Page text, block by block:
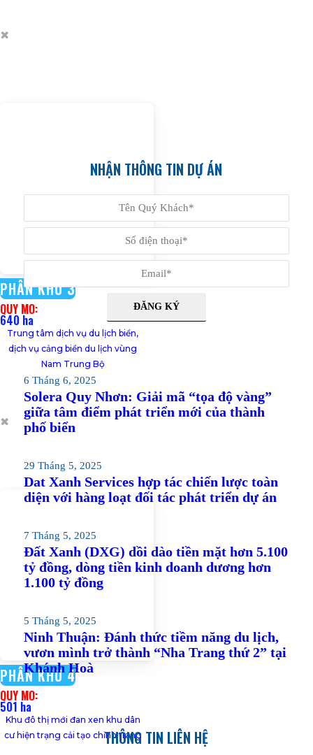
✖
PHÂN KHU 3
QUY MÔ:
640 ha
Trung tâm dịch vụ du lịch biển,
dịch vụ cảng biển du lịch vùng
Nam Trung Bộ
✖
PHÂN KHU 4
QUY MÔ:
501 ha
Khu đô thị mới đan xen khu dân
cư hiện trạng cải tạo chỉnh trang
NHẬN THÔNG TIN DỰ ÁN
6 Tháng 6, 2025
Solera Quy Nhơn: Giải mã “tọa độ vàng”
giữa tâm điểm phát triển mới của thành
phố biển
29 Tháng 5, 2025
Dat Xanh Services hợp tác chiến lược toàn
diện với hàng loạt đối tác phát triển dự án
7 Tháng 5, 2025
Đất Xanh (DXG) dồi dào tiền mặt hơn 5.100
tỷ đồng, dòng tiền kinh doanh dương hơn
1.100 tỷ đồng
5 Tháng 5, 2025
Ninh Thuận: Đánh thức tiềm năng du lịch,
vươn mình trở thành “Nha Trang thứ 2” tại
Khánh Hoà
THÔNG TIN LIÊN HỆ